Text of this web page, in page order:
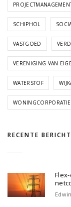
SCHIPHOL
VASTGOED
VERENIGING VAN
WATERSTOF
RECENTE